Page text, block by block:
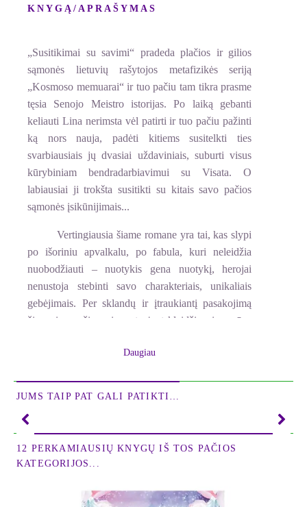
KNYGĄ/APRAŠYMAS
„Susitikimai su savimi“ pradeda plačios ir gilios
sąmonės lietuvių rašytojos metafizikės seriją
„Kosmoso memuarai“ ir tuo pačiu tam tikra prasme
tęsia Senojo Meistro istorijas. Po laiką gebanti
keliauti Lina nerimsta vėl patirti ir tuo pačiu pažinti
ką nors nauja, padėti kitiems susitelkti ties
svarbiausiais jų dvasiai uždaviniais, suburti visus
kūrybiniam bendradarbiavimui su Visata. O
labiausiai ji trokšta susitikti su kitais savo pačios
sąmonės įsikūnijimais...
Vertingiausia šiame romane yra tai, kas slypi
po išoriniu apvalkalu, po fabula, kuri neleidžia
nuobodžiauti – nuotykis gena nuotykį, herojai
nenustoja stebinti savo charakteriais, unikaliais
gebėjimais. Per sklandų ir įtraukiantį pasakojimą
žingsnis po žingsnio autorė atskleidžia visą mūsų
kurios sisteminimui ir žinių įgijimui apie tai skyrė ir
Tikiu, kad sisteminė, plati pasaulėžiūra padeda
aiškiau suvokti save, savo vietą būties evoliucijoje,
suteikia pakantumo kitoniškumui, skatina
bendradarbiauti ir galų gale tapti evoliucijos
bendrakūrėjais.
Daugiau
JUMS TAIP PAT GALI PATIKTI…
12 PERKAMIAUSIŲ KNYGŲ IŠ TOS PAČIOS
KATEGORIJOS...